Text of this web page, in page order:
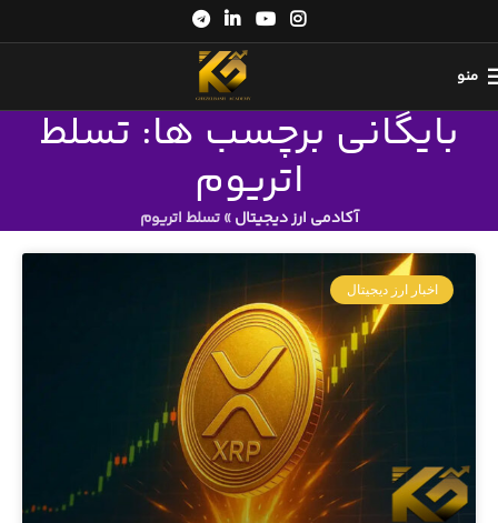
منو
بایگانی برچسب ها: تسلط
اتریوم
آکادمی ارز دیجیتال»تسلط اتریوم
اخبار ارز دیجیتال